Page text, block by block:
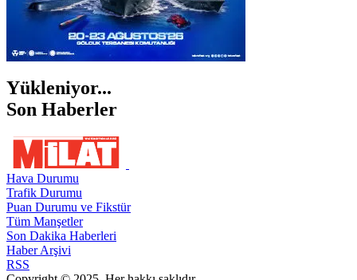
Yükleniyor...
Son Haberler
Hava Durumu
Trafik Durumu
Puan Durumu ve Fikstür
Tüm Manşetler
Son Dakika Haberleri
Haber Arşivi
RSS